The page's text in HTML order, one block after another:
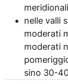
meridionali
nelle valli
moderati
moderati
sino 30-